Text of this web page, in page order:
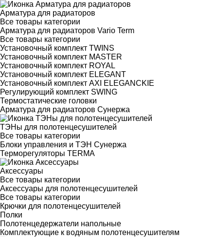
Арматура для радиаторов
Все товары категории
Арматура для радиаторов Vario Term
Все товары категории
Установочный комплект TWINS
Установочный комплект MASTER
Установочный комплект ROYAL
Установочный комплект ELEGANT
Установочный комплект AXI ELEGANCKIE
Регулирующий комплект SWING
Термостатические головки
Арматура для радиаторов Сунержа
ТЭНы для полотенцесушителей
Все товары категории
Блоки управления и ТЭН Сунержа
Терморегуляторы TERMA
Аксессуары
Все товары категории
Аксессуары для полотенцесушителей
Все товары категории
Крючки для полотенцесушителей
Полки
Полотенцедержатели напольные
Комплектующие к водяным полотенцесушителям